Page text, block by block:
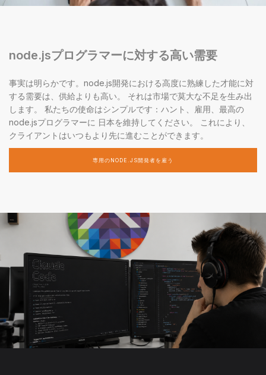
node.jsプログラマーに対する高い需要
事実は明らかです。node.js開発における高度に熟練した才能に対
する需要は、供給よりも高い。 それは市場で莫大な不足を生み出
します。 私たちの使命はシンプルです：ハント、雇用、最高の
node.jsプログラマーに 日本を維持してください。 これにより、
クライアントはいつもより先に進むことができます。
専用のNODE.JS開発者を雇う